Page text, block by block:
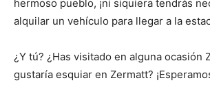
hermoso pueblo, ¡ni siquiera tendrás
alquilar un vehículo para llegar a la
¿Y tú? ¿Has visitado en alguna ocasión
gustaría esquiar en Zermatt?